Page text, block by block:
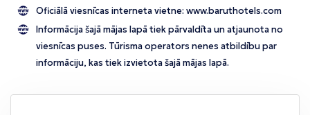
Oficiālā viesnīcas interneta vietne: www.baruthotels.com
Informācija šajā mājas lapā tiek pārvaldīta un atjaunota no
viesnīcas puses. Tūrisma operators nenes atbildību par
informāciju, kas tiek izvietota šajā mājas lapā.